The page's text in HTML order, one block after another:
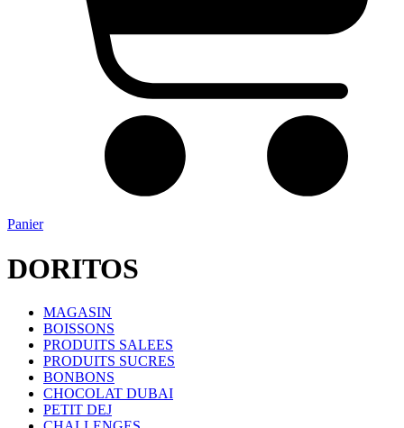
Panier
DORITOS
MAGASIN
BOISSONS
PRODUITS SALEES
PRODUITS SUCRES
BONBONS
CHOCOLAT DUBAI
PETIT DEJ